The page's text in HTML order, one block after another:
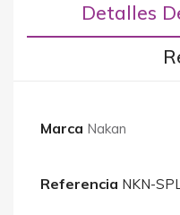
Detalles
Marca Nakan
Referencia NKN-